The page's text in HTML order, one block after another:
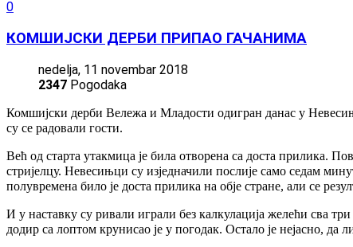
0
КОМШИЈСКИ ДЕРБИ ПРИПАО ГАЧАНИМА
nedelja, 11 novembar 2018
2347 Pogodaka
Комшијски дерби Вележа и Младости одигран данас у
су се радовали гости.
Већ од старта утакмица је била отворена са доста прилика.
стријелцу. Невесињци су изједначили послије само седам
полувремена било је доста прилика на обје стране, али се
И у наставку су ривали играли без калкулација желећи сва
додир са лоптом крунисао је у погодак. Остало је нејасно, да